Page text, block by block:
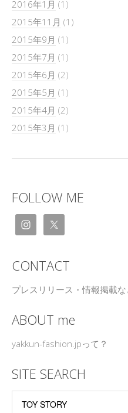
2016年1月 (1)
2015年11月 (1)
2015年9月 (1)
2015年7月 (1)
2015年6月 (2)
2015年5月 (1)
2015年4月 (2)
2015年3月 (1)
FOLLOW ME
CONTACT
プレスリリース・情報掲載な
ABOUT me
yakkun-fashion.jpって？
SITE SEARCH